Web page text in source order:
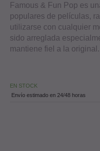
Famous & Fun Pop es
populares de películas,
utilizarse con cualquier
sido arreglada
mantiene fiel a la
EN STOCK
Envío estimado en 24/48 horas